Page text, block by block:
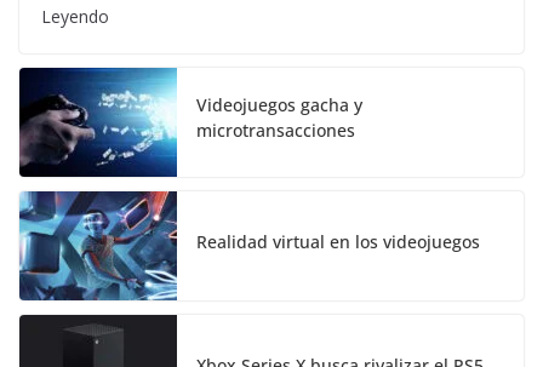
Leyendo
Videojuegos gacha y
microtransacciones
Realidad virtual en los videojuegos